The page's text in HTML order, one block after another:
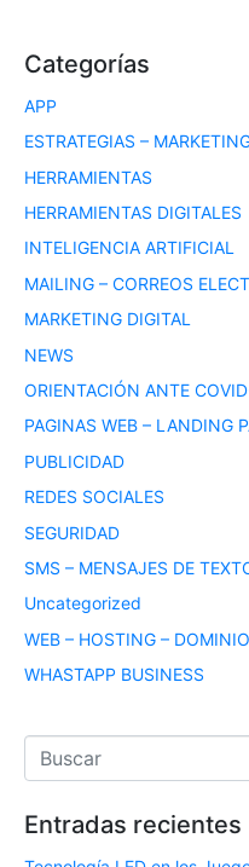
Categorías
APP
ESTRATEGIAS –
HERRAMIENTAS
HERRAMIENTAS DIGITALES
INTELIGENCIA ARTIFICIAL
MAILING – CORREOS
MARKETING DIGITAL
NEWS
ORIENTACIÓN ANTE
PAGINAS WEB – LANDING
PUBLICIDAD
REDES SOCIALES
SEGURIDAD
SMS – MENSAJES DE
Uncategorized
WEB – HOSTING –
WHASTAPP BUSINESS
Entradas recientes